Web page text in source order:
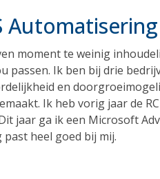
moment te weinig
passen. Ik ben bij drie
en
Ik heb vorig jaar de
jaar ga ik een Microsoft
heel goed bij mij.